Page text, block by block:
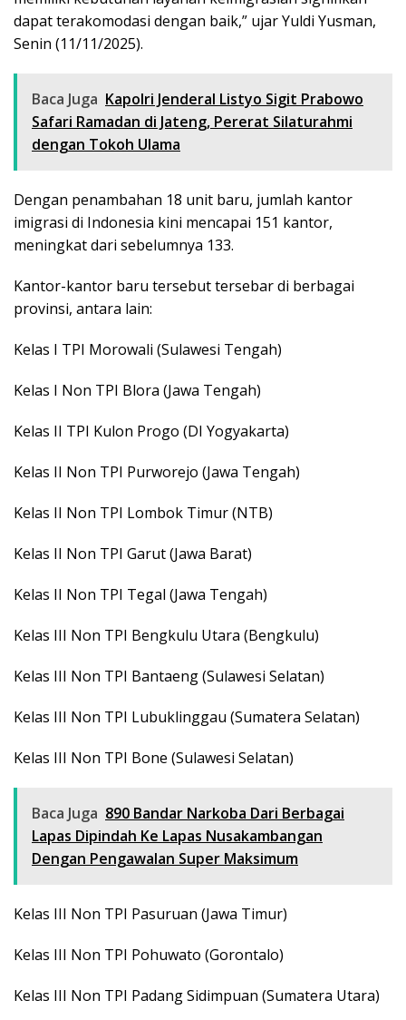
dapat terakomodasi dengan baik,” ujar Yuldi Yusman,
Senin (11/11/2025).
Baca Juga Kapolri Jenderal Listyo Sigit Prabowo
Safari Ramadan di Jateng, Pererat Silaturahmi
dengan Tokoh Ulama
Dengan penambahan 18 unit baru, jumlah kantor
imigrasi di Indonesia kini mencapai 151 kantor,
meningkat dari sebelumnya 133.
Kantor-kantor baru tersebut tersebar di berbagai
provinsi, antara lain:
Kelas I TPI Morowali (Sulawesi Tengah)
Kelas I Non TPI Blora (Jawa Tengah)
Kelas II TPI Kulon Progo (DI Yogyakarta)
Kelas II Non TPI Purworejo (Jawa Tengah)
Kelas II Non TPI Lombok Timur (NTB)
Kelas II Non TPI Garut (Jawa Barat)
Kelas II Non TPI Tegal (Jawa Tengah)
Kelas III Non TPI Bengkulu Utara (Bengkulu)
Kelas III Non TPI Bantaeng (Sulawesi Selatan)
Kelas III Non TPI Lubuklinggau (Sumatera Selatan)
Kelas III Non TPI Bone (Sulawesi Selatan)
Baca Juga 890 Bandar Narkoba Dari Berbagai
Lapas Dipindah Ke Lapas Nusakambangan
Dengan Pengawalan Super Maksimum
Kelas III Non TPI Pasuruan (Jawa Timur)
Kelas III Non TPI Pohuwato (Gorontalo)
Kelas III Non TPI Padang Sidimpuan (Sumatera Utara)